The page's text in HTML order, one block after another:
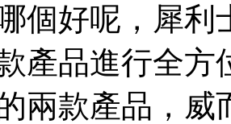
個好呢，犀利
產品進行全方
兩款產品，